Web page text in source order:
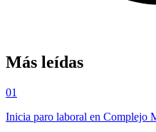
Más leídas
01
Inicia paro laboral en Complejo